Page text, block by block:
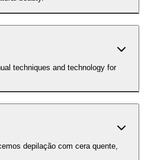
techniques and technology for
depilação com cera quente,